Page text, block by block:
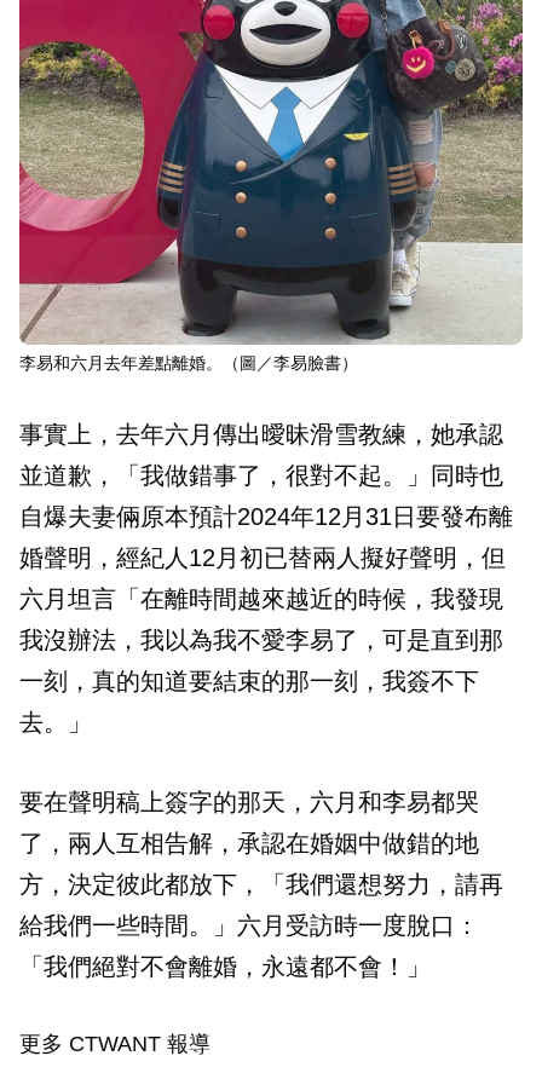
李易和六月去年差點離婚。（圖／李易臉書）
事實上，去年六月傳出曖昧滑雪教練，她承認
並道歉，「我做錯事了，很對不起。」同時也
自爆夫妻倆原本預計2024年12月31日要發布離
婚聲明，經紀人12月初已替兩人擬好聲明，但
六月坦言「在離時間越來越近的時候，我發現
我沒辦法，我以為我不愛李易了，可是直到那
一刻，真的知道要結束的那一刻，我簽不下
去。」
要在聲明稿上簽字的那天，六月和李易都哭
了，兩人互相告解，承認在婚姻中做錯的地
方，決定彼此都放下，「我們還想努力，請再
給我們一些時間。」六月受訪時一度脫口：
「我們絕對不會離婚，永遠都不會！」
更多 CTWANT 報導